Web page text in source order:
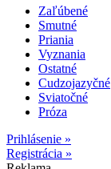
Zaľúbené
Smutné
Priania
Vyznania
Ostatné
Cudzojazyčné
Sviatočné
Próza
Prihlásenie »
Registrácia »